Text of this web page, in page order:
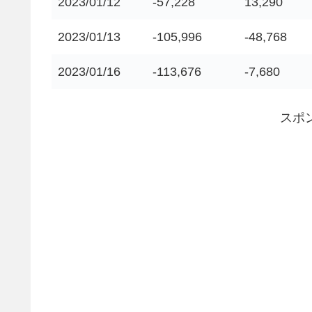
2023/01/13 -105,996 -48,768
2023/01/16 -113,676 -7,680
スポ